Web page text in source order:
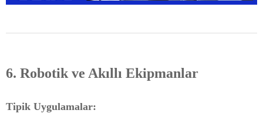
6. Robotik ve Akıllı Ekipmanlar
Tipik Uygulamalar: